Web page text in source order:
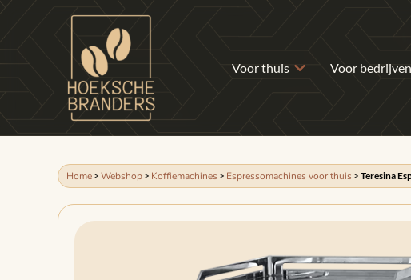
Voor thuis Voor bedrijven
Home > Webshop > Koffiemachines > Espressomachines voor thuis > Teresina